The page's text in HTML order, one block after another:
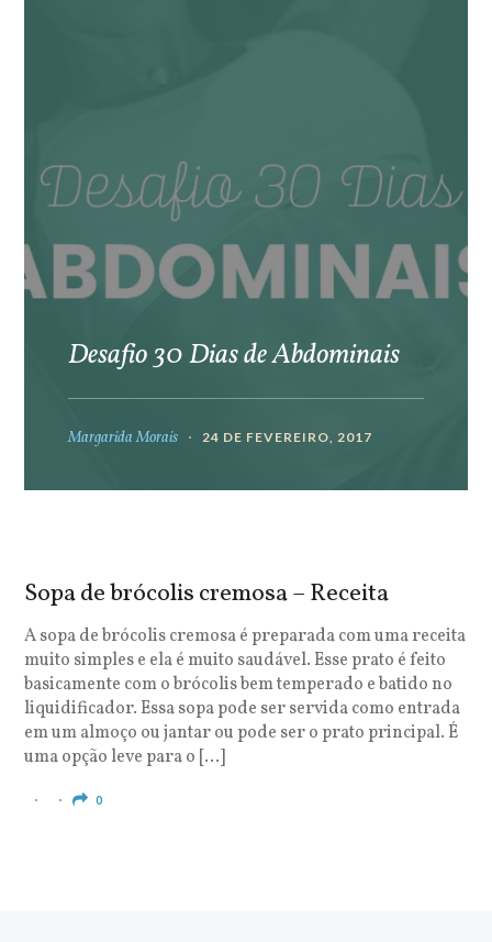
Desafio 30 Dias de Abdominais
Margarida Morais 24 DE FEVEREIRO, 2017
Sopa de brócolis cremosa – Receita
A sopa de brócolis cremosa é preparada com uma receita
muito simples e ela é muito saudável. Esse prato é feito
basicamente com o brócolis bem temperado e batido no
liquidificador. Essa sopa pode ser servida como entrada
em um almoço ou jantar ou pode ser o prato principal. É
uma opção leve para o […]
0